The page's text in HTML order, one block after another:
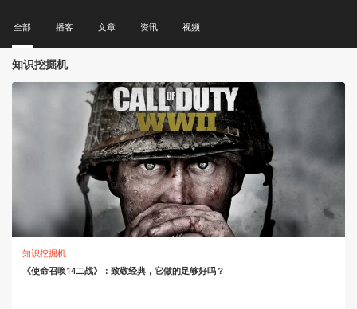
全部 播客 文章 资讯 视频
知识挖掘机
知识挖掘机
《使命召唤14二战》：致敬经典，它做的足够好吗？